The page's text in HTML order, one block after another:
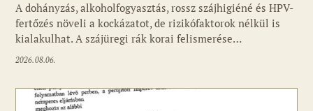
A dohányzás, alkoholfogyasztás, rossz szájhigiéné és HPV-
fertőzés növeli a kockázatot, de rizikófaktorok nélkül is
kialakulhat. A szájüregi rák korai felismerése…
2026.08.06.